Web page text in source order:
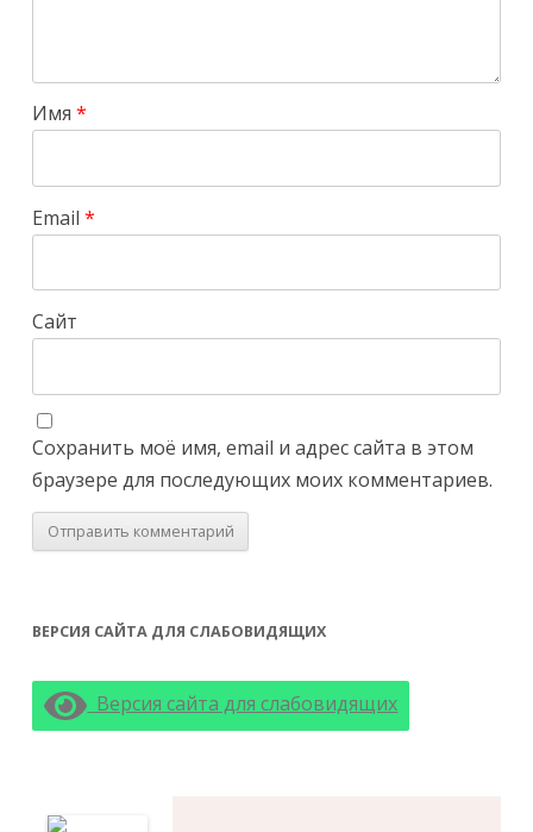
Имя*
Email*
Сайт
Сохранить моё имя, email и адрес сайта в этом
браузере для последующих моих комментариев.
ВЕРСИЯ САЙТА ДЛЯ СЛАБОВИДЯЩИХ
Версия сайта для слабовидящих